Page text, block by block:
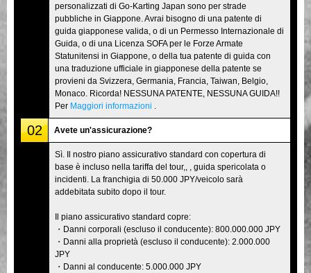
Okinawa
personalizzati di Go-Karting Japan sono per strade
pubbliche in Giappone. Avrai bisogno di una patente di
guida giapponese valida, o di un Permesso Internazionale di
Guida, o di una Licenza SOFA per le Forze Armate
Statunitensi in Giappone, o della tua patente di guida con
una traduzione ufficiale in giapponese della patente se
provieni da Svizzera, Germania, Francia, Taiwan, Belgio,
Monaco. Ricorda! NESSUNA PATENTE, NESSUNA GUIDA!!
Per Maggiori informazioni
02 Avete un'assicurazione?
Sì. Il nostro piano assicurativo standard con copertura di
base è incluso nella tariffa del tour,, , guida spericolata o
incidenti. La franchigia di 50.000 JPY/veicolo sarà
addebitata subito dopo il tour.
Il piano assicurativo standard copre:
・Danni corporali (escluso il conducente): 800.000.000 JPY
・Danni alla proprietà (escluso il conducente): 2.000.000
JPY
・Danni al conducente: 5.000.000 JPY